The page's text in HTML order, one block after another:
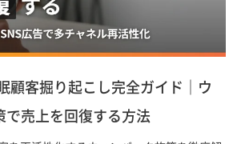
顧客掘り起こし完全ガイド｜ウ
で売上を回復する方法